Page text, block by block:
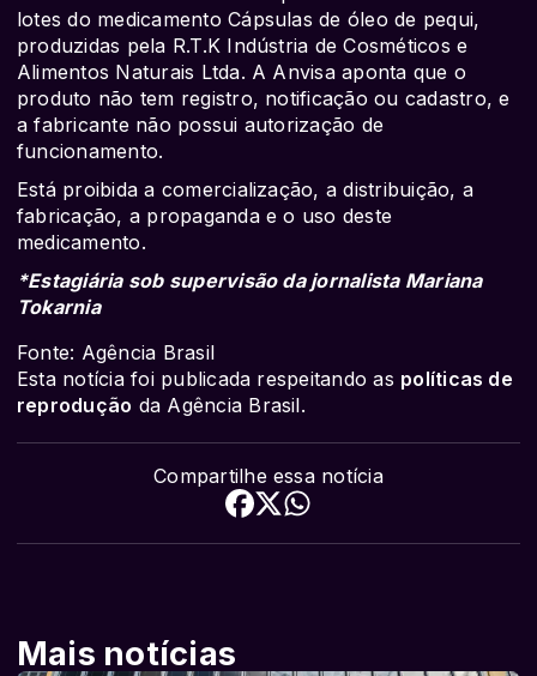
lotes do medicamento Cápsulas de óleo de pequi,
produzidas pela R.T.K Indústria de Cosméticos e
Alimentos Naturais Ltda. A Anvisa aponta que o
produto não tem registro, notificação ou cadastro, e
a fabricante não possui autorização de
funcionamento.
Está proibida a comercialização, a distribuição, a
fabricação, a propaganda e o uso deste
medicamento.
*Estagiária sob supervisão da jornalista Mariana
Tokarnia
Fonte: Agência Brasil
Esta notícia foi publicada respeitando as políticas de
reprodução da Agência Brasil.
Compartilhe essa notícia
Mais notícias